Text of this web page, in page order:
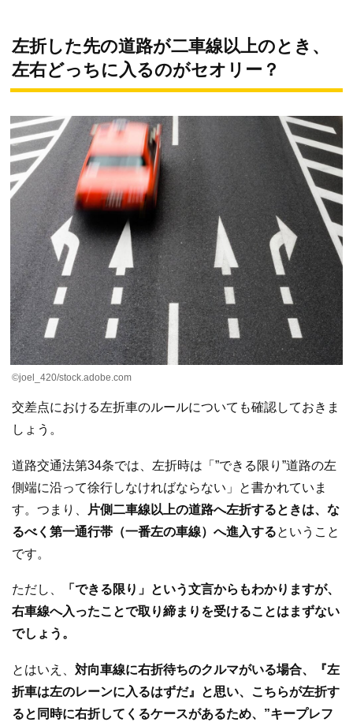
左折した先の道路が二車線以上のとき、
左右どっちに入るのがセオリー？
©️joel_420/stock.adobe.com
交差点における左折車のルールについても確認しておきま
しょう。
道路交通法第34条では、左折時は「”できる限り”道路の左
側端に沿って徐行しなければならない」と書かれていま
す。つまり、
片側二車線以上の道路へ左折するときは、な
るべく第一通行帯（一番左の車線）へ進入するということ
です。
ただし、
「できる限り」という文言からもわかりますが、
右車線へ入ったことで取り締まりを受けることはまずない
でしょう。
とはいえ、 対向車線に右折待ちのクルマがいる場合、『左
折車は左のレーンに入るはずだ』と思い、こちらが左折す
ると同時に右折してくるケースがあるため、”キープレフ